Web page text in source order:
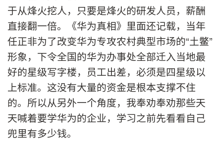
于从烽火挖人，只要是烽火的研发人员，薪酬
直接翻一倍。《华为真相》里面还记载，当年
任正非为了改变华为专攻农村典型市场的“土鳖”
形象，下令全国的华为办事处全部迁入当地最
好的星级写字楼，员工出差，必须是四星级以
上标准。这没有大量的资金是根本支撑不住
的。所以从另外一个角度，我奉劝奉劝那些天
天喊着要学华为的企业，学习之前先看看自己
兜里有多少钱。